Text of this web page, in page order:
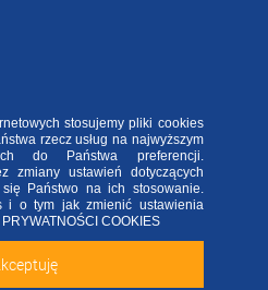
mobilną FA Group!
| ul. Kowalska 2, 45-588 Opole
WSZELKIE PRAWA ZASTRZEŻONE
FA Regulamin
Kontakt
Deklaracja dostępności
stosujemy pliki cookies
rzecz usług na najwyższym
do Państwa preferencji.
zmiany ustawień dotyczących
Państwo na ich stosowanie.
i o tym jak zmienić ustawienia
COOKIES